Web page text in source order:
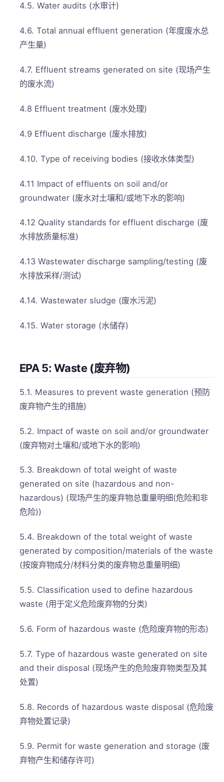
4.5. Water audits (水审计)
4.6. Total annual effluent generation (年度废水总
产生量)
4.7. Effluent streams generated on site (现场产生
的废水流)
4.8 Effluent treatment (废水处理)
4.9 Effluent discharge (废水排放)
4.10. Type of receiving bodies (接收水体类型)
4.11 Impact of effluents on soil and/or
groundwater (废水对土壤和/或地下水的影响)
4.12 Quality standards for effluent discharge (废
水排放质量标准)
4.13 Wastewater discharge sampling/testing (废
水排放采样/测试)
4.14. Wastewater sludge (废水污泥)
4.15. Water storage (水储存)
EPA 5: Waste (废弃物)
5.1. Measures to prevent waste generation (预防
废弃物产生的措施)
5.2. Impact of waste on soil and/or groundwater
(废弃物对土壤和/或地下水的影响)
5.3. Breakdown of total weight of waste
generated on site (hazardous and non-
hazardous) (现场产生的废弃物总重量明细(危险和非
危险))
5.4. Breakdown of the total weight of waste
generated by composition/materials of the waste
(按废弃物成分/材料分类的废弃物总重量明细)
5.5. Classification used to define hazardous
waste (用于定义危险废弃物的分类)
5.6. Form of hazardous waste (危险废弃物的形态)
5.7. Type of hazardous waste generated on site
and their disposal (现场产生的危险废弃物类型及其
处置)
5.8. Records of hazardous waste disposal (危险废
弃物处置记录)
5.9. Permit for waste generation and storage (废
弃物产生和储存许可)